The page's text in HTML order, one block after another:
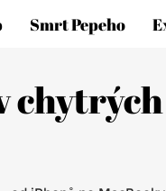
Smrt Pepeho
chytrých